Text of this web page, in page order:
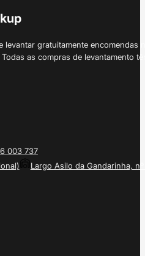
levantar gratuitamente
as compras de levantamento
003 737
Largo Asilo da Gandarinha, nº